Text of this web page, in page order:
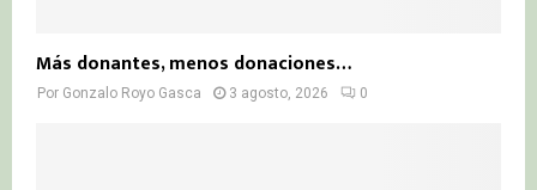
Más donantes, menos donaciones…
Por Gonzalo Royo Gasca 3 agosto, 2026 0